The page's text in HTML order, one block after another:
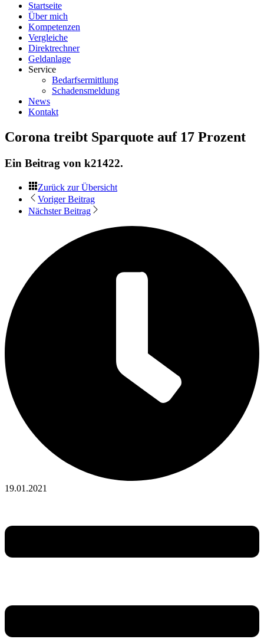
Startseite
Über mich
Kompetenzen
Vergleiche
Direktrechner
Geldanlage
Service
Bedarfsermittlung
Schadensmeldung
News
Kontakt
Corona treibt Sparquote auf 17 Prozent
Ein Beitrag von k21422.
Zurück zur Übersicht
Voriger Beitrag
Nächster Beitrag
19.01.2021